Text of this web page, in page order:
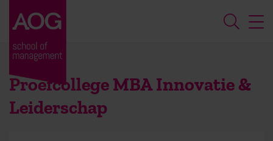
Proefcollege MBA Innovatie &
Leiderschap